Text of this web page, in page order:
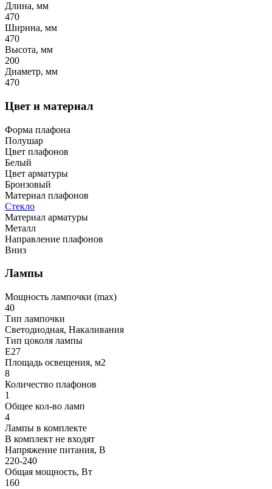
Длина, мм
470
Ширина, мм
470
Высота, мм
200
Диаметр, мм
470
Цвет и материал
Форма плафона
Полушар
Цвет плафонов
Белый
Цвет арматуры
Бронзовый
Материал плафонов
Стекло
Материал арматуры
Металл
Направление плафонов
Вниз
Лампы
Мощность лампочки (max)
40
Тип лампочки
Светодиодная, Накаливания
Тип цоколя лампы
E27
Площадь освещения, м2
8
Количество плафонов
1
Общее кол-во ламп
4
Лампы в комплекте
В комплект не входят
Напряжение питания, В
220-240
Общая мощность, Вт
160